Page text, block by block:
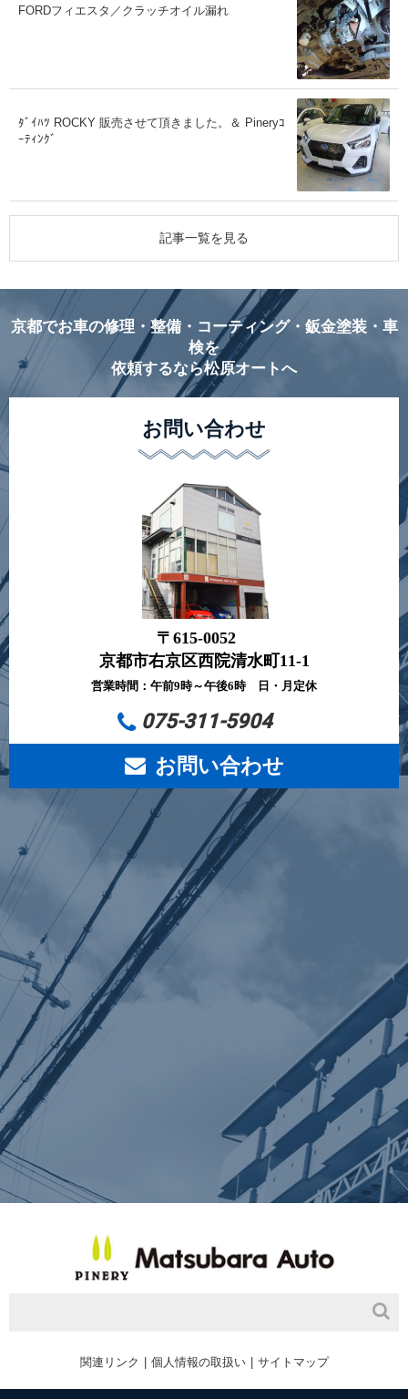
FORDフィエスタ／クラッチオイル漏れ
ﾀﾞｲﾊﾂ ROCKY 販売させて頂きました。＆ Pineryｺ
ｰﾃｨﾝｸﾞ
記事一覧を見る
京都でお車の修理・整備・コーティング・鈑金塗装・車
検を
依頼するなら松原オートへ
お問い合わせ
〒615-0052
京都市右京区西院清水町11-1
営業時間：午前9時～午後6時 日・月定休
075-311-5904
お問い合わせ
関連リンク 個人情報の取扱い サイトマップ